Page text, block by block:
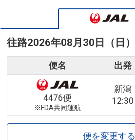
往路2026年08月30日（日）
便名 出発
4476便
※FDA共同運航
新潟
12:30
便を変更する